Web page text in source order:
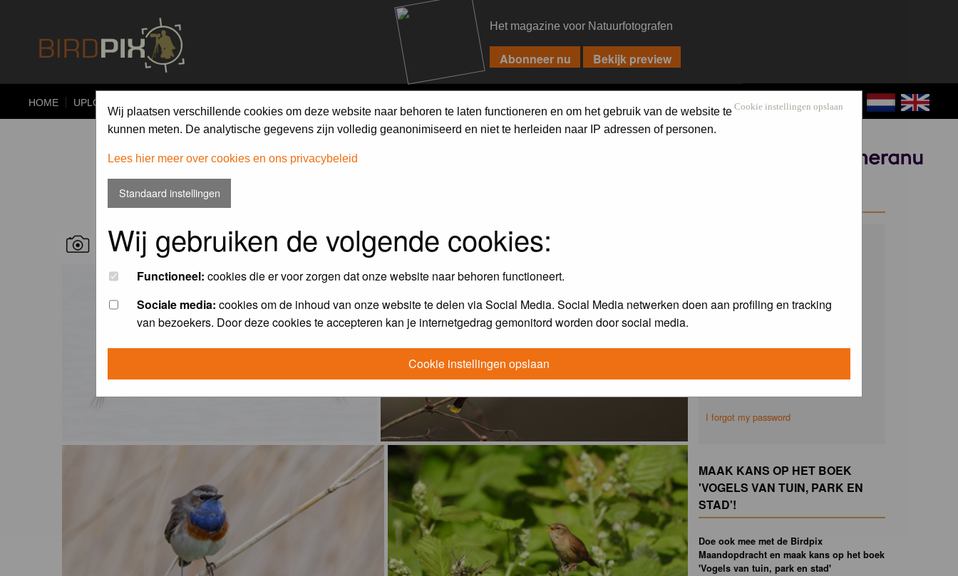
Het magazine voor Natuurfotografen
HOME UPLOAD Cookie instellingen opslaan
Wij plaatsen verschillende cookies om deze website naar behoren te laten functioneren en om het gebruik van de website te
kunnen meten. De analytische gegevens zijn volledig geanonimiseerd en niet te herleiden naar IP adressen of personen.
Lees hier meer over cookies en ons privacybeleid
Standaard instellingen
Wij gebruiken de volgende cookies:
Functioneel: cookies die er voor zorgen dat onze website naar behoren functioneert.
Sociale media: cookies om de inhoud van onze website te delen via Social Media. Social Media netwerken doen aan profiling en tracking
van bezoekers. Door deze cookies te accepteren kan je internetgedrag gemonitord worden door social media.
Cookie instellingen opslaan
RECENT BIRD PICS
I forgot my password
MAAK KANS OP HET BOEK
'VOGELS VAN TUIN, PARK EN
STAD'!
Doe ook mee met de Birdpix
Maandopdracht en maak kans op het boek
'Vogels van tuin, park en stad'